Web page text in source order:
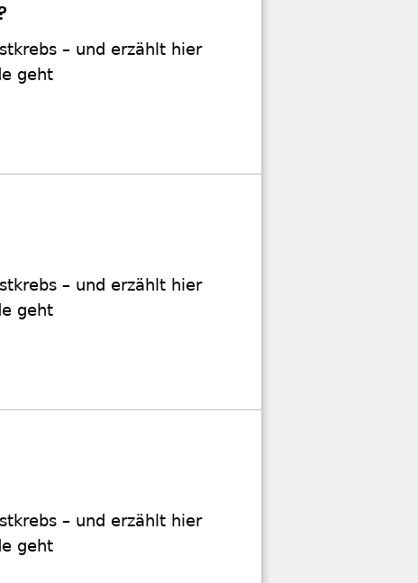
– und erzählt hier
geht
– und erzählt hier
geht
– und erzählt hier
geht